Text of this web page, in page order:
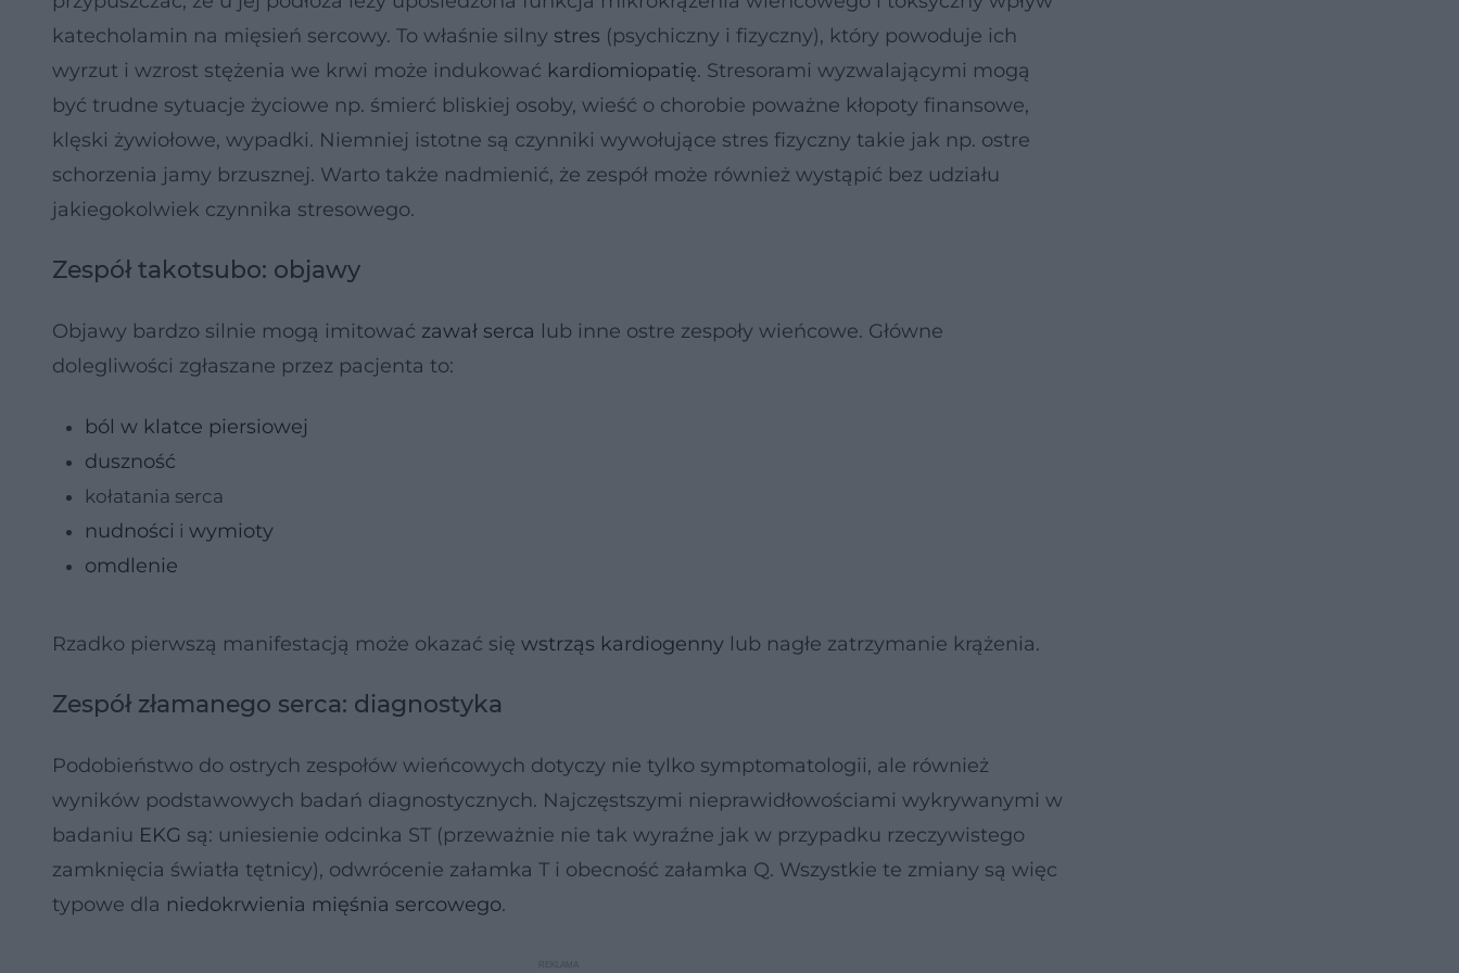
katecholamin na mięsień sercowy. To właśnie silny stres (psychiczny i fizyczny), który powoduje ich
wyrzut i wzrost stężenia we krwi może indukować kardiomiopatię. Stresorami wyzwalającymi mogą
być trudne sytuacje życiowe np. śmierć bliskiej osoby, wieść o chorobie poważne kłopoty finansowe,
klęski żywiołowe, wypadki. Niemniej istotne są czynniki wywołujące stres fizyczny takie jak np. ostre
schorzenia jamy brzusznej. Warto także nadmienić, że zespół może również wystąpić bez udziału
jakiegokolwiek czynnika stresowego.
Zespół takotsubo: objawy
Objawy bardzo silnie mogą imitować zawał serca lub inne ostre zespoły wieńcowe. Główne
dolegliwości zgłaszane przez pacjenta to:
ból w klatce piersiowej
duszność
kołatania serca
nudności i wymioty
omdlenie
Rzadko pierwszą manifestacją może okazać się wstrząs kardiogenny lub nagłe zatrzymanie krążenia.
Zespół złamanego serca: diagnostyka
Podobieństwo do ostrych zespołów wieńcowych dotyczy nie tylko symptomatologii, ale również
wyników podstawowych badań diagnostycznych. Najczęstszymi nieprawidłowościami wykrywanymi w
badaniu EKG są: uniesienie odcinka ST (przeważnie nie tak wyraźne jak w przypadku rzeczywistego
zamknięcia światła tętnicy), odwrócenie załamka T i obecność załamka Q. Wszystkie te zmiany są więc
typowe dla niedokrwienia mięśnia sercowego.